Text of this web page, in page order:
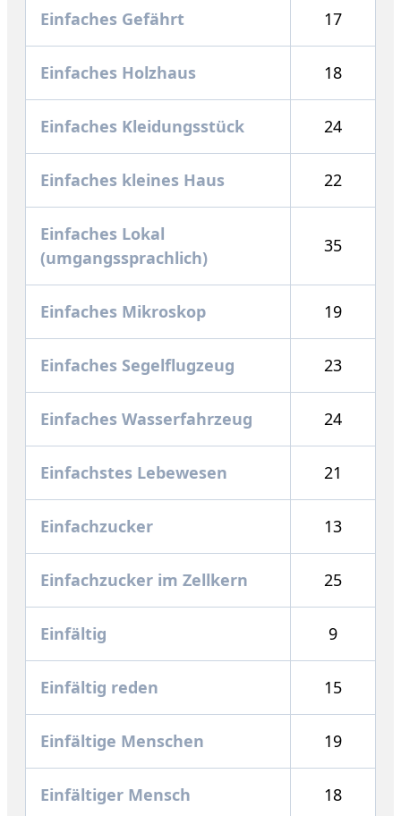
Einfaches Gefährt 17
Einfaches Holzhaus 18
Einfaches Kleidungsstück 24
Einfaches kleines Haus 22
Einfaches Lokal
(umgangssprachlich)
35
Einfaches Mikroskop 19
Einfaches Segelflugzeug 23
Einfaches Wasserfahrzeug 24
Einfachstes Lebewesen 21
Einfachzucker 13
Einfachzucker im Zellkern 25
Einfältig 9
Einfältig reden 15
Einfältige Menschen 19
Einfältiger Mensch 18